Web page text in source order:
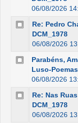
06/08/2026
Re: Pedro
DCM_1978
06/08/2026
Parabéns,
Luso-Poemas
06/08/2026
Re: Nas
DCM_1978
06/08/2026